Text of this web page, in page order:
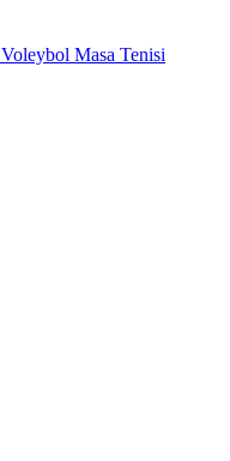
Voleybol Masa Tenisi